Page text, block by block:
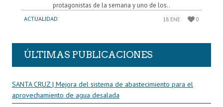
protagonistas de la semana y uno de los..
ACTUALIDAD 18 ENE 0
ÚLTIMAS PUBLICACIONES
SANTA CRUZ | Mejora del sistema de abastecimiento para el
aprovechamiento de agua desalada